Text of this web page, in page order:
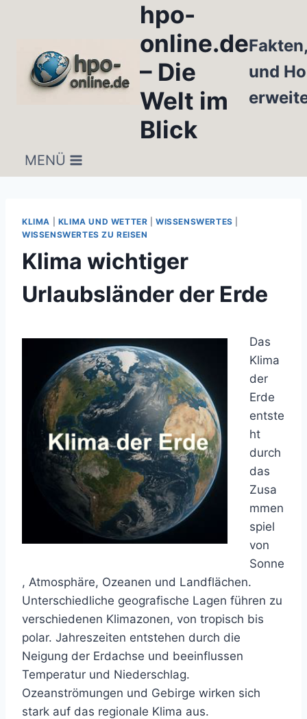
hpo-
online.de
– Die
Welt im
Blick
und
MENÜ
KLIMA KLIMA UND WETTER |WISSENSWERTES
WISSENSWERTES ZU REISEN
Klima wichtiger
Urlaubsländer der Erde
Das
Klima
der
Erde
entste
ht
durch
das
Zusa
mmen
spiel
von
Sonne
, Atmosphäre, Ozeanen und Landflächen.
Unterschiedliche geografische Lagen führen zu
verschiedenen Klimazonen, von tropisch bis
polar. Jahreszeiten entstehen durch die
Neigung der Erdachse und beeinflussen
Temperatur und Niederschlag.
Ozeanströmungen und Gebirge wirken sich
stark auf das regionale Klima aus.